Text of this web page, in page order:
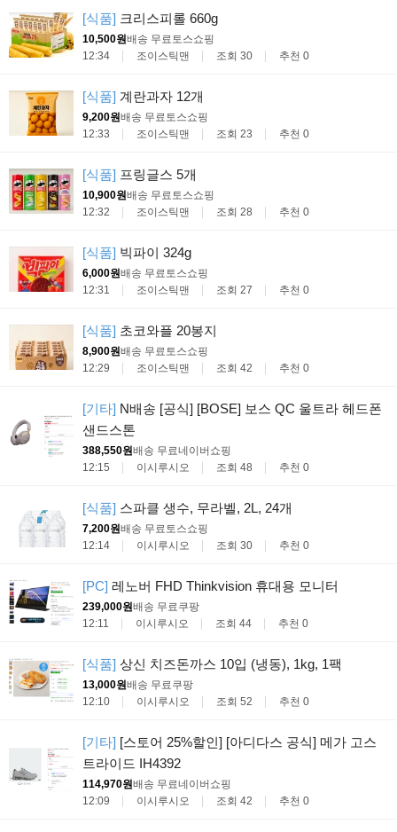
[식품] 크리스피롤 660g
10,500원배송 무료토스쇼핑
12:34
조이스틱맨 조회 30 추천 0
[식품] 계란과자 12개
9,200원배송 무료토스쇼핑
12:33
조이스틱맨 조회 23 추천 0
[식품] 프링글스 5개
10,900원배송 무료토스쇼핑
12:32
조이스틱맨 조회 28 추천 0
[식품] 빅파이 324g
6,000원배송 무료토스쇼핑
12:31
조이스틱맨 조회 27 추천 0
[식품] 초코와플 20봉지
8,900원배송 무료토스쇼핑
12:29
조이스틱맨 조회 42 추천 0
[기타] N배송 [공식] [BOSE] 보스 QC 울트라 헤드폰
샌드스톤
388,550원배송 무료네이버쇼핑
12:15
이시루시오 조회 48 추천 0
[식품] 스파클 생수, 무라벨, 2L, 24개
7,200원배송 무료토스쇼핑
12:14
이시루시오 조회 30 추천 0
[PC] 레노버 FHD Thinkvision 휴대용 모니터
239,000원배송 무료쿠팡
12:11
이시루시오 조회 44 추천 0
[식품] 상신 치즈돈까스 10입 (냉동), 1kg, 1팩
13,000원배송 무료쿠팡
12:10
이시루시오 조회 52 추천 0
[기타] [스토어 25%할인] [아디다스 공식] 메가 고스
트라이드 IH4392
114,970원배송 무료네이버쇼핑
12:09
이시루시오 조회 42 추천 0